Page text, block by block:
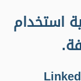
استخدام